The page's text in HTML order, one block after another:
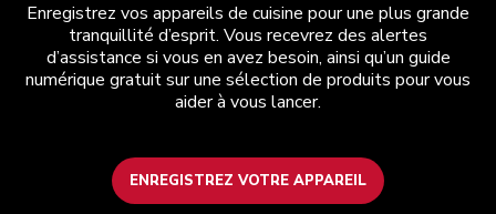
Enregistrez vos appareils de cuisine pour une plus grande
tranquillité d’esprit. Vous recevrez des alertes
d’assistance si vous en avez besoin, ainsi qu’un guide
numérique gratuit sur une sélection de produits pour vous
aider à vous lancer.
ENREGISTREZ VOTRE APPAREIL